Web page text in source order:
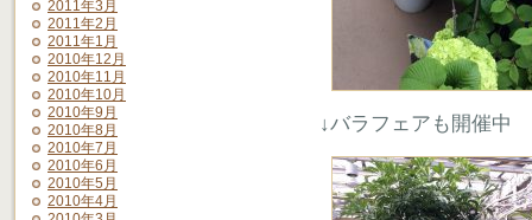
2011年3月
2011年2月
2011年1月
2010年12月
2010年11月
2010年10月
2010年9月
2010年8月
2010年7月
2010年6月
2010年5月
2010年4月
↓バラフェアも開催中